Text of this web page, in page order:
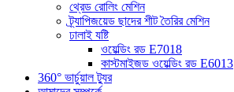
থ্রেড রোলিং মেশিন
ট্র্যাপিজয়েড ছাদের শীট তৈরির মেশিন
ঢালাই যষ্টি
ওয়েল্ডিং রড E7018
কাস্টমাইজড ওয়েল্ডিং রড E6013
360° ভার্চুয়াল ট্যুর